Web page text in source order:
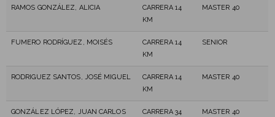
RAMOS GONZÁLEZ, ALICIA
CARRERA 14
KM
MASTER 40
FUMERO RODRÍGUEZ, MOISÉS
CARRERA 14
KM
SENIOR
RODRIGUEZ SANTOS, JOSÉ MIGUEL
CARRERA 14
KM
MASTER 40
GONZÁLEZ LÓPEZ, JUAN CARLOS
CARRERA 34
MASTER 40